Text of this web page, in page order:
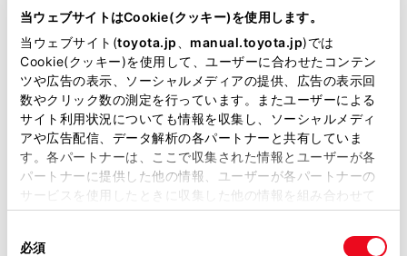
当ウェブサイトはCookie(クッキー)を使用します。
当ウェブサイト(toyota.jp manual.toyota.jp)では
Cookie(クッキー)を使用して、ユーザーに合わせたコンテン
ツや広告の表示、ソーシャルメディアの提供、広告の表示回
数やクリック数の測定を行っています。またユーザーによる
サイト利用状況についても情報を収集し、ソーシャルメディ
アや広告配信、データ解析の各パートナーと共有していま
す。各パートナーは、ここで収集された情報とユーザーが各
パートナーに提供した他の情報、ユーザーが各パートナーの
サービスを使用したときに収集した他の情報を組み合わせて
使用することがあります。当ウェブサイトの使用を続行する
必須
チャットでお問い合わせ
受付：10:00～18:00
（長期連休などの当社指定日を除く）
画面右下の